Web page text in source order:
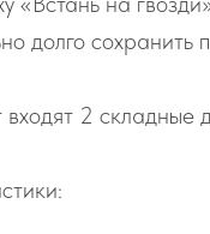
долго сохранить
входят 2 складные